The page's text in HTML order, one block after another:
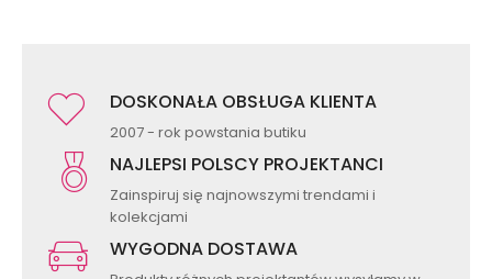
DOSKONAŁA OBSŁUGA KLIENTA
2007 - rok powstania butiku
NAJLEPSI POLSCY PROJEKTANCI
Zainspiruj się najnowszymi trendami i
kolekcjami
WYGODNA DOSTAWA